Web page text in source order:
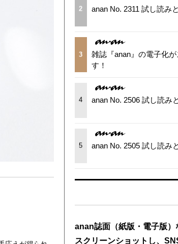
2 anan No. 2311 試し読み
3
雑誌『anan』の電子化
す！
4 anan No. 2506 試し読み
5 anan No. 2505 試し読み
anan誌面（紙版・電子版）
スクリーンショットし、